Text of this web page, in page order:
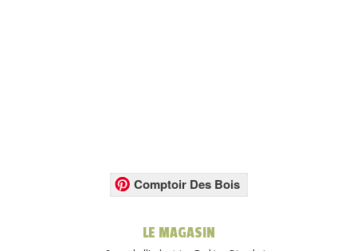
Comptoir Des Bois
LE MAGASIN